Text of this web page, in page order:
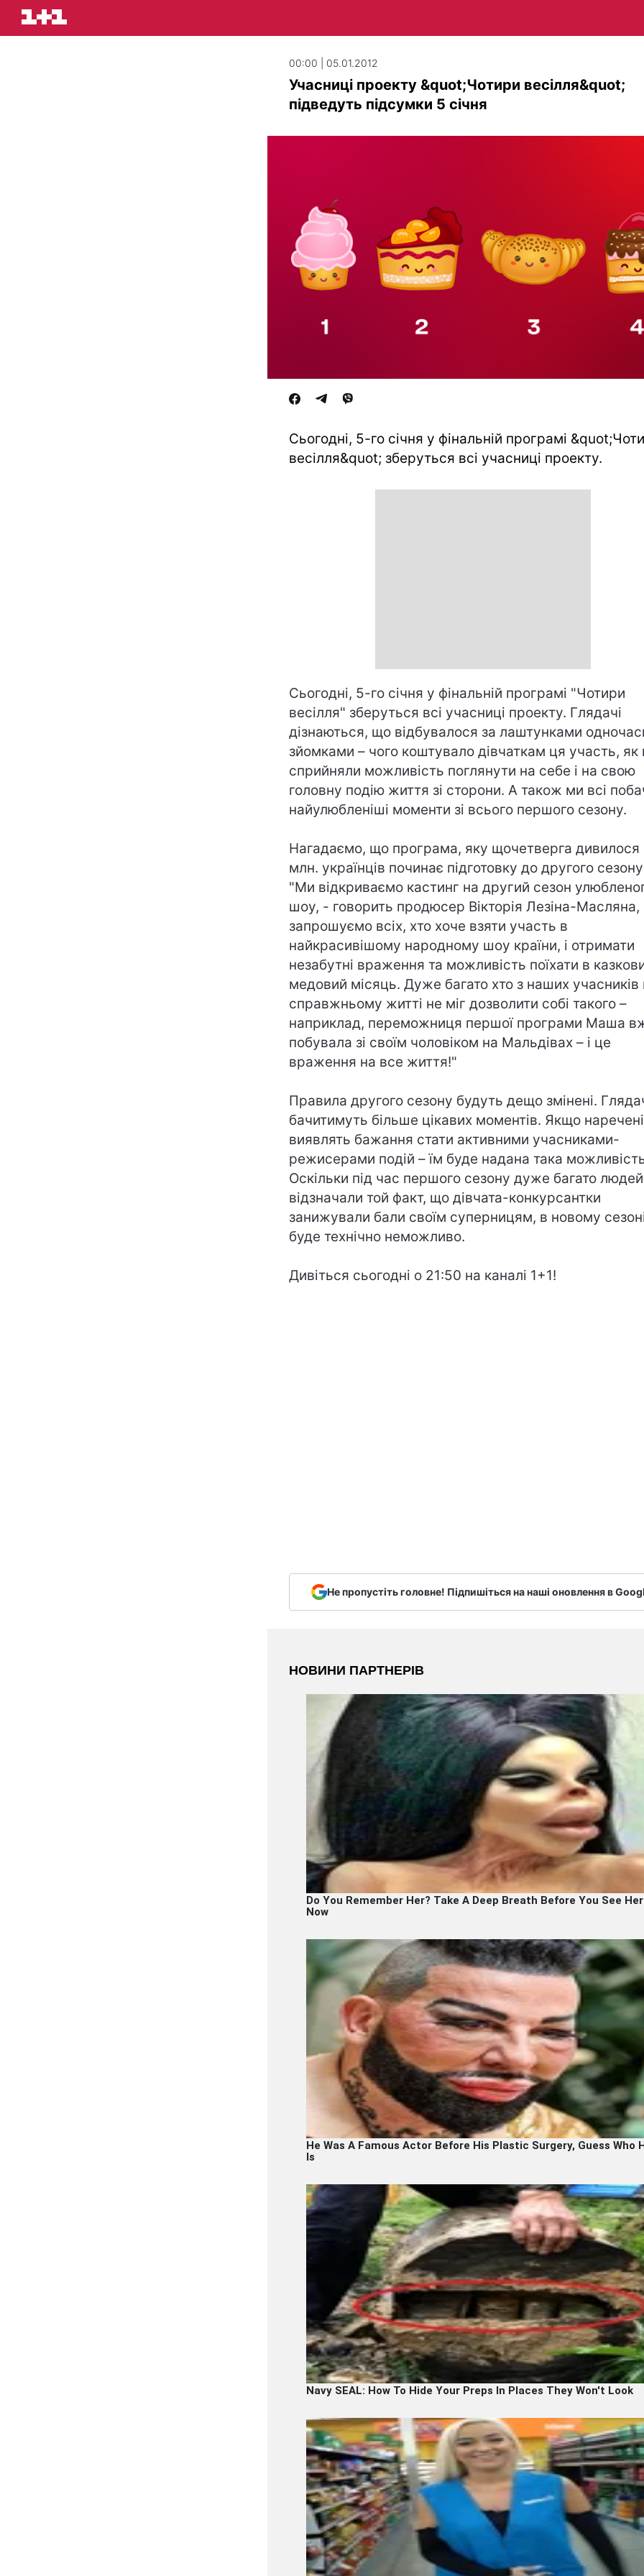
00:00 | 05.01.2012
Учасниці проекту &quot;Чотири весілля&quot;
підведуть підсумки 5 січня
Сьогодні, 5-го січня у фінальній програмі
весілля&quot; зберуться всі учасниці проекту.
Сьогодні, 5-го січня у фінальній програмі "Чотири
весілля" зберуться всі учасниці проекту. Глядачі
дізнаються, що відбувалося за лаштунками
зйомками – чого коштувало дівчаткам ця участь, як
сприйняли можливість поглянути на себе і на свою
головну подію життя зі сторони. А також ми всі
найулюбленіші моменти зі всього першого сезону.
Нагадаємо, що програма, яку щочетверга
млн. українців починає підготовку до другого
"Ми відкриваємо кастинг на другий сезон
шоу, - говорить продюсер Вікторія Лезіна-
запрошуємо всіх, хто хоче взяти участь в
найкрасивішому народному шоу країни, і отримати
незабутні враження та можливість поїхати в
медовий місяць. Дуже багато хто з наших учасників
справжньому житті не міг дозволити собі такого –
наприклад, переможниця першої програми Маша
побувала зі своїм чоловіком на Мальдівах – і це
враження на все життя!"
Правила другого сезону будуть дещо змінені.
бачитимуть більше цікавих моментів. Якщо наречені
виявлять бажання стати активними учасниками-
режисерами подій – їм буде надана така
Оскільки під час першого сезону дуже багато людей
відзначали той факт, що дівчата-конкурсантки
занижували бали своїм суперницям, в новому
буде технічно неможливо.
Дивіться сьогодні о 21:50 на каналі 1+1!
Не пропустіть головне! Підпишіться на наші оновлення в